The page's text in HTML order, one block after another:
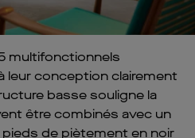
multifonctionnels
leur conception clairement
basse souligne la
être combinés avec un
de piètement en noir